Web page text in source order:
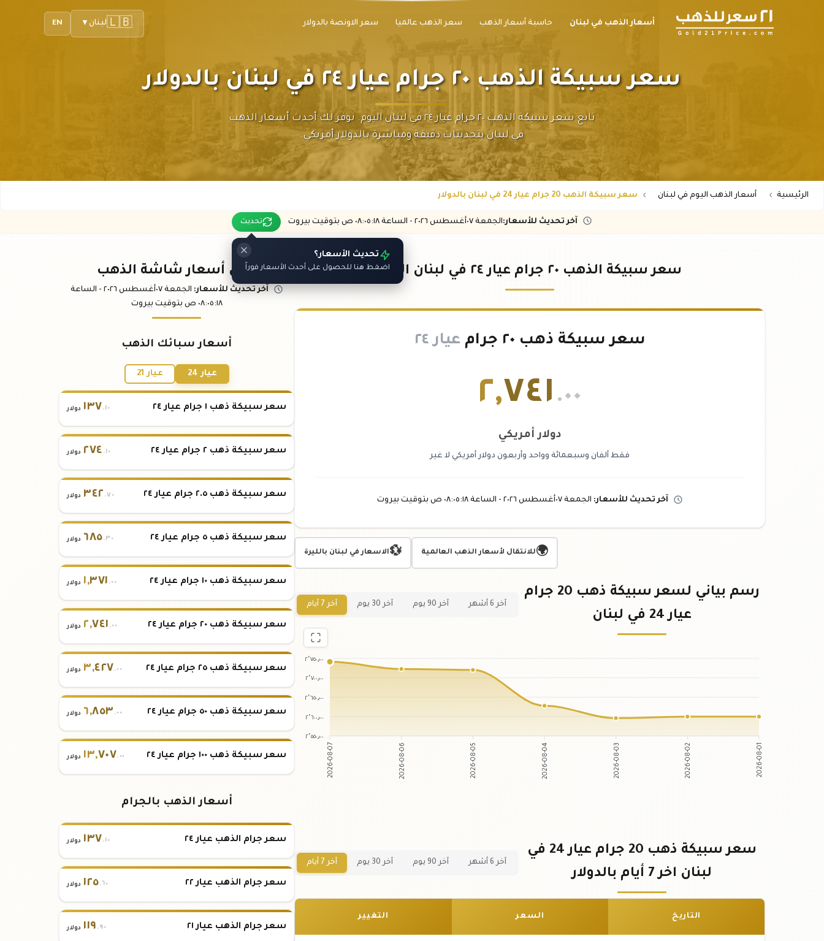
أسعار الذهب في لبنان حاسبة أسعار الذهب سعر الذهب عالميا سعر الاونصة بالدولار EN 🇱🇧لبنان ▼
سعر سبيكة الذهب ٢٠ جرام عيار ٢٤ في لبنان بالدولار
تابع سعر سبيكة الذهب ٢٠ جرام عيار ٢٤ في لبنان اليوم. نوفر لك أحدث أسعار الذهب
في لبنان بتحديثات دقيقة ومباشرة بالدولار أمريكي.
الرئيسية أسعار الذهب اليوم في لبنان سعر سبيكة الذهب 20 جرام عيار 24 في لبنان بالدولار
آخر تحديث للأسعار:الجمعة ٠٧ أغسطس ٢٠٢٦ - الساعة :١٨ ص بتوقيت بيروت تحديث
تحديث الأسعار؟
اضغط هنا للحصول على أحدث الأسعار فوراً سعر سبيكة الذهب ٢٠ جرام عيار ٢٤ في لبنان اليوم
سعر سبيكة ذهب ٢٠ جرام عيار ٢٤
٢,٧٤١ .٠٠
دولار أمريكي
فقط ألفان وسبعمائة وواحد وأربعون دولار أمريكي لا غير
آخر تحديث للأسعار: الجمعة ٠٧ أغسطس ٢٠٢٦ - الساعة ٠٨:٠٥:١٨ ص بتوقيت بيروت
🌍للانتقال لأسعار الذهب العالمية 💱الاسعار في لبنان بالليرة
رسم بياني لسعر سبيكة ذهب 20 جرام
عيار 24 في لبنان
آخر 6 أشهر آخر 90 يوم آخر 30 يوم آخر 7 أيام
٢٬٧٥٠٫٠٠
٢٬٧٠٠٫٠٠
٢٬٦٥٠٫٠٠
٢٬٦٠٠٫٠٠
٢٬٥٥٠٫٠٠
2026-08-07 2026-08-06 2026-08-05 2026-08-04 2026-08-03 2026-08-02 2026-08-01
سعر سبيكة ذهب 20 جرام عيار 24 في
لبنان اخر 7 أيام بالدولار
آخر 6 أشهر آخر 90 يوم آخر 30 يوم آخر 7 أيام
التاريخ السعر التغيير
باقي أسعار شاشة الذهب
آخر تحديث للأسعار: الجمعة ٠٧ أغسطس ٢٠٢٦ -
الساعة
٠٨:٠٥:١٨ ص بتوقيت بيروت
أسعار سبائك الذهب
عيار 24 عيار 21
سعر سبيكة ذهب ١ جرام عيار ٢٤ ١٣٧ .١٠ دولار
سعر سبيكة ذهب ٢ جرام عيار ٢٤ ٢٧٤ .١٠ دولار
سعر سبيكة ذهب ٢.٥ جرام عيار ٢٤ ٣٤٢ .٧٠ دولار
سعر سبيكة ذهب ٥ جرام عيار ٢٤ ٦٨٥.٣٠ دولار
سعر سبيكة ذهب ١٠ جرام عيار ٢٤ ١,٣٧١ .٠٠ دولار
سعر سبيكة ذهب ٢٠ جرام عيار ٢٤ ٢,٧٤١ .٠٠ دولار
سعر سبيكة ذهب ٢٥ جرام عيار ٢٤ ٣,٤٢٧ .٠٠ دولار
سعر سبيكة ذهب ٥٠ جرام عيار ٢٤ ٦,٨٥٣ .٠٠ دولار
سعر سبيكة ذهب ١٠٠ جرام عيار ٢٤ ١٣,٧٠٧.٠٠ دولار
أسعار الذهب بالجرام
سعر جرام الذهب عيار ٢٤ ١٣٧ .١٠ دولار
سعر جرام الذهب عيار ٢٢ ١٢٥.٦٠ دولار
سعر جرام الذهب عيار ٢١ ١١٩ .٩٠ دولار